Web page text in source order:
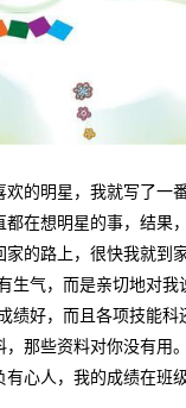
欢的明星，我就写了一
在想明星的事，结果
家的路上，很快我就
生气，而是亲切地对
绩好，而且各项技能
那些资料对你没有用
心人，我的成绩在班